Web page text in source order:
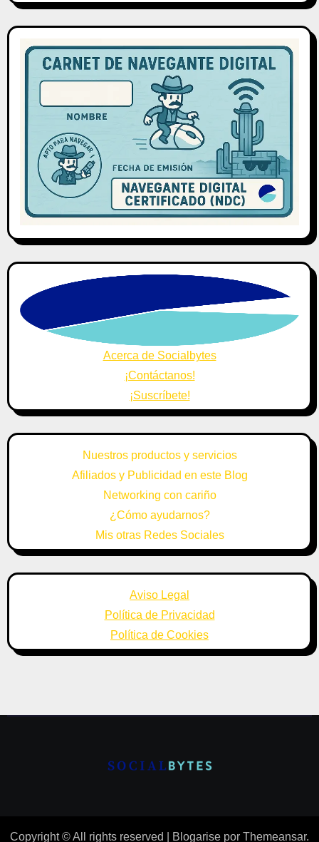
Acerca de Socialbytes
¡Contáctanos!
¡Suscríbete!
Nuestros productos y servicios
Afiliados y Publicidad en este Blog
Networking con cariño
¿Cómo ayudarnos?
Mis otras Redes Sociales
Aviso Legal
Política de Privacidad
Política de Cookies
Copyright © All rights reserved Blogarise por Themeansar.